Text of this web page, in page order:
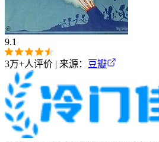
9.1
3万+人评价 | 来源： 豆瓣